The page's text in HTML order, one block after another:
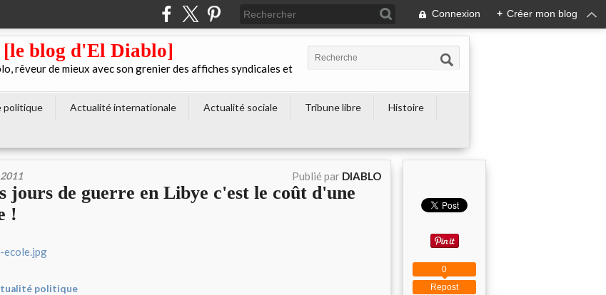
Connexion + Créer mon blog
blog d'El Diablo]
rêveur de mieux avec son grenier des affiches syndicales et
politique Actualité internationale Actualité sociale Tribune libre
Histoire
Publié par DIABLO
jours de guerre en Libye c'est le coût d'une
!
politique Repost
0